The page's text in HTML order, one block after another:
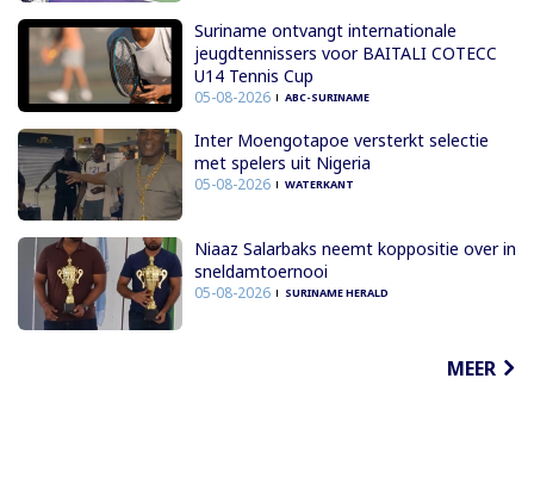
Suriname ontvangt internationale
jeugdtennissers voor BAITALI COTECC
U14 Tennis Cup
05-08-2026 ABC-SURINAME
Inter Moengotapoe versterkt selectie
met spelers uit Nigeria
05-08-2026 WATERKANT
Niaaz Salarbaks neemt koppositie over in
sneldamtoernooi
05-08-2026 SURINAME HERALD
MEER